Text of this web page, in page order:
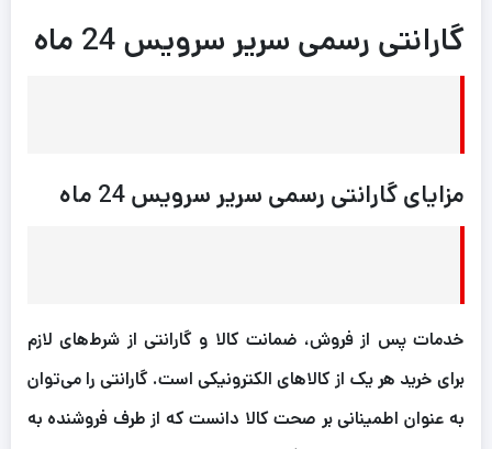
گارانتی رسمی سریر سرویس 24 ماه
مزایای گارانتی رسمی سریر سرویس 24 ماه
خدمات پس از فروش، ضمانت کالا و گارانتی از شرط‌های لازم
برای خرید هر یک از کالاهای الکترونیکی است. گارانتی را می‌توان
به عنوان اطمینانی بر صحت کالا دانست که از طرف فروشنده به